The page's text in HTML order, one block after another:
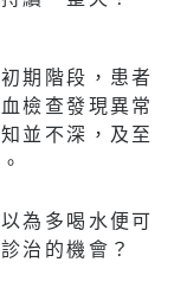
期階段，患者
檢查發現異常
並不深，及至
為多喝水便可
治的機會？